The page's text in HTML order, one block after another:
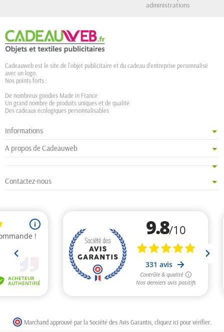
administrations
Cadeauweb est le site de l'objet publicitaire et du cadeau d'entreprise personnalisé
avec un logo.
Nos points forts :
De nombreux goodies Made in France
Un grand nombre de produits uniques et de qualité
Des cadeaux écologiques personnalisables
Informations
A propos de Cadeauweb
Contactez-nous
Marchand approuvé par la Société des Avis Garantis, cliquez ici pour vérifier